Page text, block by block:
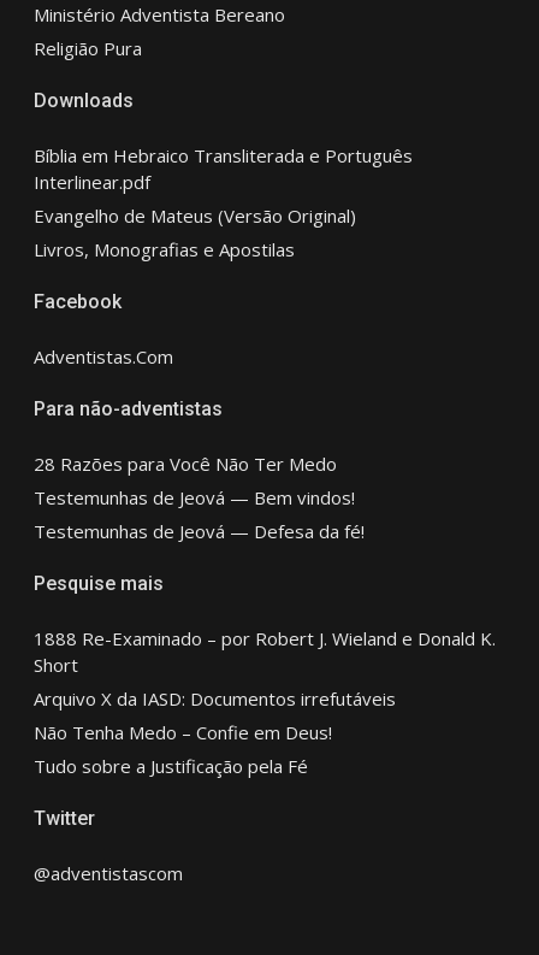
Ministério Adventista Bereano
Religião Pura
Downloads
Bíblia em Hebraico Transliterada e Português
Interlinear.pdf
Evangelho de Mateus (Versão Original)
Livros, Monografias e Apostilas
Facebook
Adventistas.Com
Para não-adventistas
28 Razões para Você Não Ter Medo
Testemunhas de Jeová — Bem vindos!
Testemunhas de Jeová — Defesa da fé!
Pesquise mais
1888 Re-Examinado – por Robert J. Wieland e Donald K.
Short
Arquivo X da IASD: Documentos irrefutáveis
Não Tenha Medo – Confie em Deus!
Tudo sobre a Justificação pela Fé
Twitter
@adventistascom